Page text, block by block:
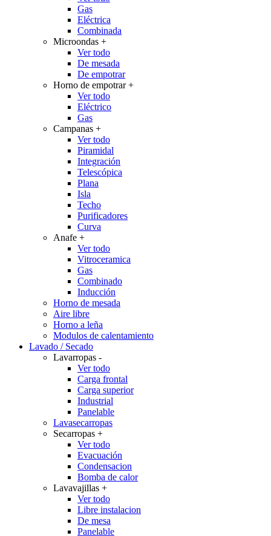
Gas
Eléctrica
Combinada
Microondas +
Ver todo
De mesada
De empotrar
Horno de empotrar+
Ver todo
Eléctrico
Gas
Campanas +
Ver todo
Piramidal
Integración
Telescópica
Plana
Isla
Techo
Purificadores
Curva
Anafe +
Ver todo
Vitroceramica
Gas
Combinado
Inducción
Horno de mesada
Aire libre
Horno a leña
Modulos de calentamiento
Lavado / Secado
Lavarropas -
Ver todo
Carga frontal
Carga superior
Industrial
Panelable
Lavasecarropas
Secarropas +
Ver todo
Evacuación
Condensacion
Bomba de calor
Lavavajillas +
Ver todo
Libre instalacion
De mesa
Panelable